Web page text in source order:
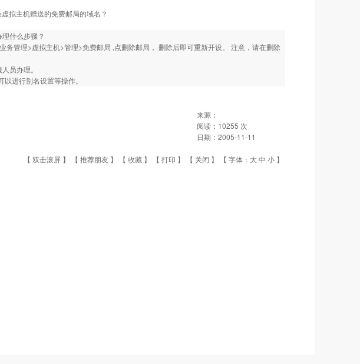
拟主机赠送的免费邮局的域名？
什么步骤？
管理>虚拟主机>管理>免费邮局 ,点删除邮局， 删除后即可重新开设。 注意，请在删除
员办理。
进行别名设置等操作。
来源：
阅读： 10255 次
日期： 2005-11-11
【 双击滚屏 】 【 推荐朋友 】 【 收藏 】 【 打印 】 【 关闭 】 【 字体： 大中 小 】